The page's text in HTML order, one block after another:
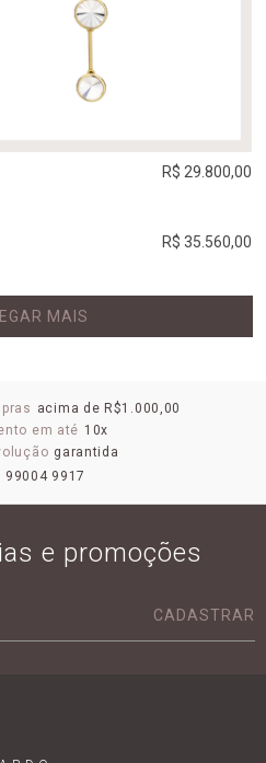
R$ 29.800,00
R$ 35.560,00
MAIS
acima de R$1.000,00
em até 10x
garantida
99004 9917
e promoções
CADASTRAR